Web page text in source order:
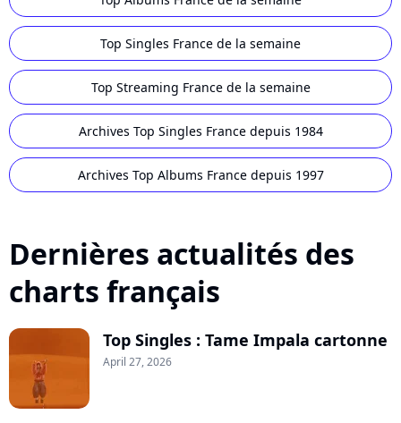
Top Singles France de la semaine
Top Streaming France de la semaine
Archives Top Singles France depuis 1984
Archives Top Albums France depuis 1997
Dernières actualités des
charts français
Top Singles : Tame Impala cartonne
April 27, 2026